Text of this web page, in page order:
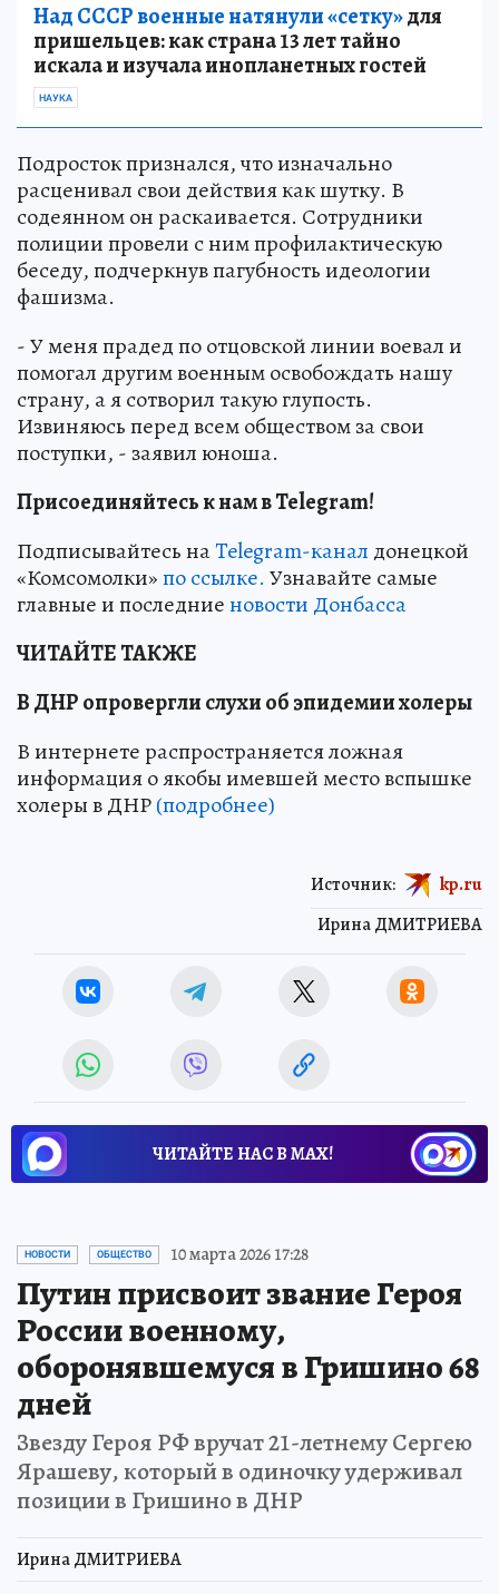
Над СССР военные натянули «сетку»для
пришельцев: как страна 13 лет тайно
искала и изучала инопланетных гостей
НАУКА
Подросток признался, что изначально
расценивал свои действия как шутку. В
содеянном он раскаивается. Сотрудники
полиции провели с ним профилактическую
беседу, подчеркнув пагубность идеологии
фашизма.
- У меня прадед по отцовской линии воевал и
помогал другим военным освобождать нашу
страну, а я сотворил такую глупость.
Извиняюсь перед всем обществом за свои
поступки, - заявил юноша.
Присоединяйтесь к нам в Telegram!
Подписывайтесь наTelegram-канал донецкой
«Комсомолки»по ссылке. Узнавайте самые
главные и последниеновости Донбасса
ЧИТАЙТЕ ТАКЖЕ
В ДНР опровергли слухи об эпидемии холеры
В интернете распространяется ложная
информация о якобы имевшей место вспышке
холеры в ДНР(подробнее)
Ирина ДМИТРИЕВА
Источник: kp.ru
ЧИТАЙТЕ НАС В МАХ!
НОВОСТИ ОБЩЕСТВО 10 марта 2026 17:28
Путин присвоит звание Героя
России военному,
оборонявшемуся в Гришино 68
дней
Звезду Героя РФ вручат 21-летнему Сергею
Ярашеву, который в одиночку удерживал
позиции в Гришино в ДНР
Ирина ДМИТРИЕВА